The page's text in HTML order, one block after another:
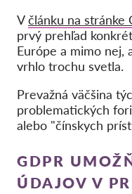
Včlánku na stránke
prvý prehľad
Európe a mimo nej,
vrhlo trochu svetla.
Prevažná väčšina
problematických
alebo "čínskych
GDPR
ÚDAJOV V